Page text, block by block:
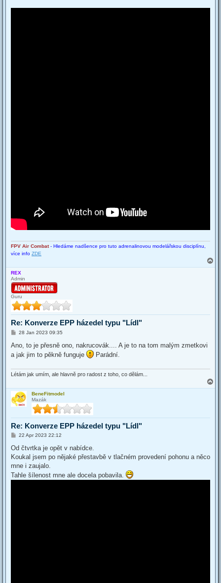
FPV Air Combat - Hledáme nadšence pro tuto adrenalinovou modelářskou disciplínu,
více info ZDE
o
REX
Admin
Guru
Re: Konverze EPP házedel typu "Lídl"
P
s
28 Jan 2023 09:35
Ano, to je přesně ono, nakrucovák.... A je to na tom malým zmetkovi
a jak jim to pěkně funguje
Parádní.
Létám jak umím, ale hlavně pro radost z toho, co dělám...
o
BeneFitmodel
Mazák
Re: Konverze EPP házedel typu "Lídl"
P
s
22 Apr 2023 22:12
Od čtvrtka je opět v nabídce.
Koukal jsem po nějaké přestavbě v tlačném provedení pohonu a něco
mne i zaujalo.
Tahle šílenost mne ale docela pobavila.